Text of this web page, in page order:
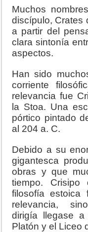
Muchos
discípulo, Crates
a partir del
clara sintonía
aspectos.
Han sido
corriente
relevancia fue
la Stoa. Una
pórtico pintado
al 204 a. C.
Debido a su
gigantesca
obras y que
tiempo.
filosofía estoica
relevancia,
dirigía llegase
Platón y el Liceo